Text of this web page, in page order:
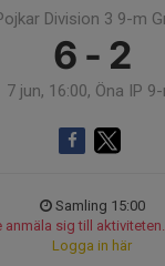
Division 3 9-m
6 - 2
7 jun, 16:00, Öna IP
Samling 15:00
sig till
Logga in här